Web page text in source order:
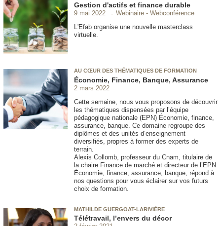
Gestion d'actifs et finance durable
9 mai 2022
Webinaire - Webconférence
L'Efab organise une nouvelle masterclass
virtuelle.
AU CŒUR DES THÉMATIQUES DE FORMATION
Économie, Finance, Banque, Assurance
2 mars 2022
Cette semaine, nous vous proposons de découvrir
les thématiques dispensées par l’équipe
pédagogique nationale (EPN) Économie, finance,
assurance, banque. Ce domaine regroupe des
diplômes et des unités d’enseignement
diversifiés, propres à former des experts de
terrain.
Alexis Collomb, professeur du Cnam, titulaire de
la chaire Finance de marché et directeur de l’EPN
Économie, finance, assurance, banque, répond à
nos questions pour vous éclairer sur vos futurs
choix de formation.
MATHILDE GUERGOAT-LARIVIÈRE
Télétravail, l’envers du décor